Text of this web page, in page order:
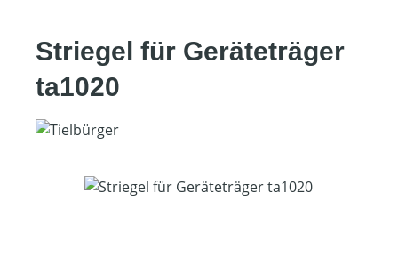
Striegel für Geräteträger
ta1020
Bildergalerie überspringen